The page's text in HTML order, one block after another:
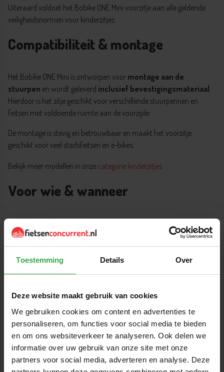
Toestemming Details Over
Deze website maakt gebruik van cookies
We gebruiken cookies om content en advertenties te
personaliseren, om functies voor social media te bieden
en om ons websiteverkeer te analyseren. Ook delen we
informatie over uw gebruik van onze site met onze
partners voor social media, adverteren en analyse. Deze
Uiteraard voldoet het Bobike ONE Mini voorzitje aan alle geldende
veiligheidsnormen voor kinderzitjes.
Compatibiliteit & montage
Het Bobike ONE Mini is ontworpen voor montage aan de
stuurpen en wordt geleverd inclusief bevestigingsmateriaal .
Hierdoor is het zitje geschikt voor verschillende stuurpennen en
fietsen met voldoende ruimte aan de voorzijde.
De montage is stevig en betrouwbaar en maakt het voorzitje
geschikt voor veel stadsfietsen en e-bikes.
Bekijk meer modellen in onze categorie kinderzitjes .
Voor wie & wanneer
en dichtbij willen meenemen tijdens fietstochten. Perfect voor korte
ritten naar school, boodschappen of ontspannen fietstochten in de
buurt.
instellingen is dit voorzitje zeer geschikt voor dagelijks gebruik.
Materialen & onderhoud
Dit kinderzitje is gemaakt van kunststof en voorzien van een
waterafstotende zitting. Het zitje wordt voor op de fiets geplaatst en